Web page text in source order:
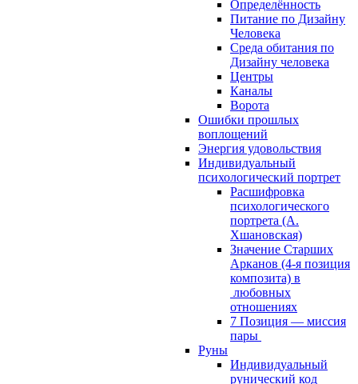
Определённость
Питание по Дизайну
Человека
Среда обитания по
Дизайну человека
Центры
Каналы
Ворота
Ошибки прошлых
воплощений
Энергия удовольствия
Индивидуальный
психологический портрет
Расшифровка
психологического
портрета (А.
Хшановская)
Значение Старших
Арканов (4-я позиция
композита) в
любовных
отношениях
7 Позиция — миссия
пары
Руны
Индивидуальный
рунический код